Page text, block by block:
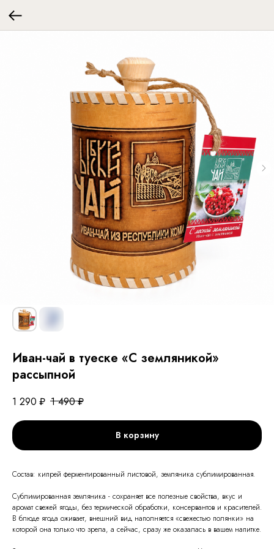
Иван-чай в туеске «С земляникой»
рассыпной
1 290 ₽ 1 490₽
В корзину
Состав: кипрей ферментированный листовой, земляника сублимированная.
Сублимированная земляника - сохраняет все полезные свойства, вкус и
аромат свежей ягоды, без термической обработки, консервантов и красителей.
В блюде ягода оживает, внешний вид наполняется «свежестью полянки» на
которой она только что зрела, а сейчас, сразу же оказалась в вашем напитке.